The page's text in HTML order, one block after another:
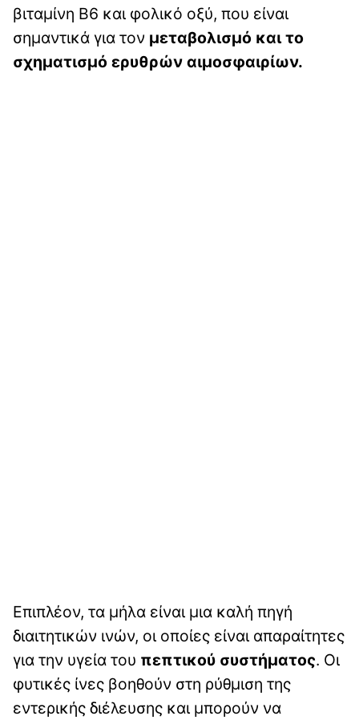
βιταμίνη Β6 και φολικό οξύ, που είναι
σημαντικά για τον μεταβολισμό και το
σχηματισμό ερυθρών αιμοσφαιρίων.
Επιπλέον, τα μήλα είναι μια καλή πηγή
διαιτητικών ινών, οι οποίες είναι απαραίτητες
για την υγεία του πεπτικού συστήματος. Οι
φυτικές ίνες βοηθούν στη ρύθμιση της
εντερικής διέλευσης και μπορούν να